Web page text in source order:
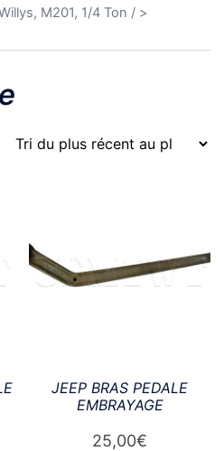
M201, 1/4 Ton / >
JEEP BRAS PEDALE
EMBRAYAGE
25,00€